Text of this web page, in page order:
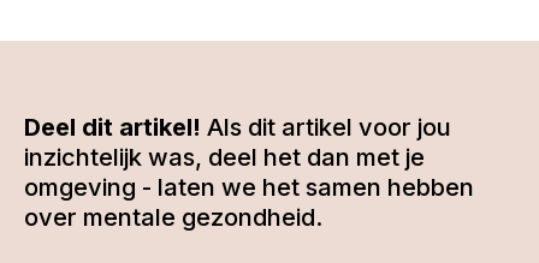
Deel dit artikel! Als dit artikel voor jou
inzichtelijk was, deel het dan met je
omgeving - laten we het samen hebben
over mentale gezondheid.